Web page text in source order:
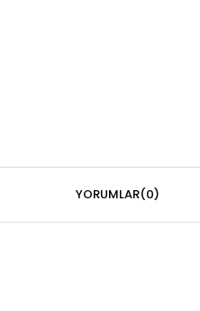
YORUMLAR(0)